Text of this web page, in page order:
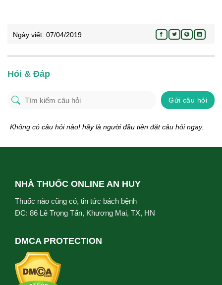
Ngày viết: 07/04/2019
Hỏi & Đáp
Gửi câu hỏi
Không có câu hỏi nào! hãy là người đầu tiên đặt câu hỏi ngay.
NHÀ THUỐC ONLINE AN HUY
Thuốc nào cũng có, tin tức bách bệnh
ĐC: 86 Lê Trọng Tấn, Khương Mai, TX, HN
DMCA PROTECTION